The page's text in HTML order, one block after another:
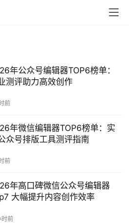
年公众号编辑器TOP6榜单：
测评助力高效创作
前
年微信编辑器TOP6榜单：实
众号排版工具测评指南
前
年高口碑微信公众号编辑器
大幅提升内容创作效率
时前